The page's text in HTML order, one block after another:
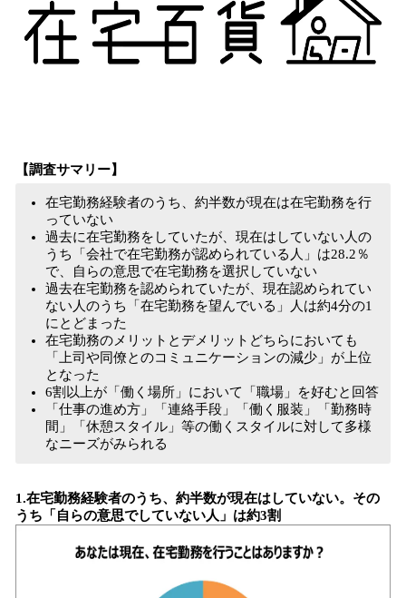
【調査サマリー】
在宅勤務経験者のうち、約半数が現在は在宅勤務を行
っていない
過去に在宅勤務をしていたが、現在はしていない人の
うち「会社で在宅勤務が認められている人」は28.2％
で、自らの意思で在宅勤務を選択していない
過去在宅勤務を認められていたが、現在認められてい
ない人のうち「在宅勤務を望んでいる」人は約4分の1
にとどまった
在宅勤務のメリットとデメリットどちらにおいても
「上司や同僚とのコミュニケーションの減少」が上位
となった
6割以上が「働く場所」において「職場」を好むと回答
「仕事の進め方」「連絡手段」「働く服装」「勤務時
間」「休憩スタイル」等の働くスタイルに対して多様
なニーズがみられる
1.在宅勤務経験者のうち、約半数が現在はしていない。その
うち「自らの意思でしていない人」は約3割